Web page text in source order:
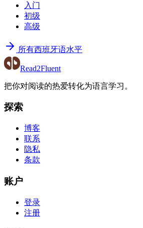
入门
初级
高级
所有西班牙语水平
Read2Fluent
把你对阅读的热爱转化为语言学习。
探索
博客
联系
隐私
条款
账户
登录
注册